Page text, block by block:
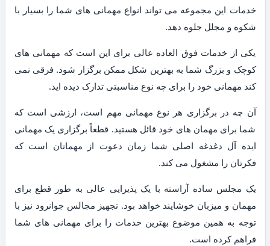
خدمات این مجموعه می تواند انواع مهمانی های شما را بسیار با
شکوه و مجلل جلوه دهد.
یکی از خدمات فوق العاده عالی برای این است که مهمانی های
کوچک و بزرگ شما به بهترین شکل ممکن برگزار شود. فرقی نمی
کند مهمانی خود را برای چه نوع مناسبتی تدارک دیده اید.
آن چه در برگزاری هر نوع مهمانی مهم است، ارزشی است که
شما برای مهمان های خود قائل هستید. قطعاً برگزاری یک مهمانی
ایده آل دغدغه اصلی شما زمان دعوت از مهمانان است که
فکرتان را مشغول می کند.
یک مجلس ساده آراسته با یک پذیرایی عالی به طور قطع برای
مهمان و میزبان خوشایند خواهد بود. تجهیز مجالس جوانرود نیز با
توجه به همین موضوع بهترین خدمات را برای مهمانی های شما
فراهم کرده است.